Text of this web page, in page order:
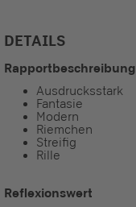
DETAILS
Rapportbeschreibung
Ausdrucksstark
Fantasie
Modern
Riemchen
Streifig
Rille
Reflexionswert